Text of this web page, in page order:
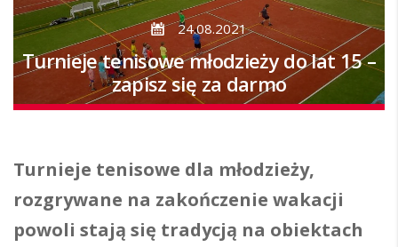
24.08.2021
Turnieje tenisowe młodzieży do lat 15 –
zapisz się za darmo
Turnieje tenisowe dla młodzieży,
rozgrywane na zakończenie wakacji
powoli stają się tradycją na obiektach